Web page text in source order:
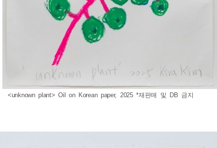
<unknown plant> Oil on Korean paper, 2025 *재판매 및 DB 금지